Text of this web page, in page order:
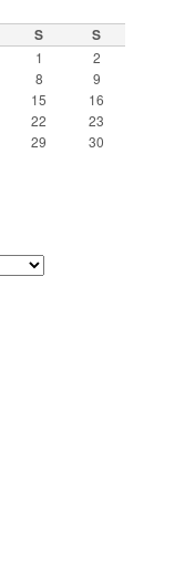
S S
1
2
8
9
15
16
22
23
29
30